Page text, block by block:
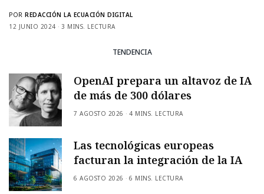
POR REDACCIÓN LA ECUACIÓN DIGITAL
12 JUNIO 2024
3 MINS. LECTURA
TENDENCIA
OpenAI prepara un altavoz de IA
de más de 300 dólares
7 AGOSTO 2026 4 MINS. LECTURA
Las tecnológicas europeas
facturan la integración de la IA
6 AGOSTO 2026 6 MINS. LECTURA